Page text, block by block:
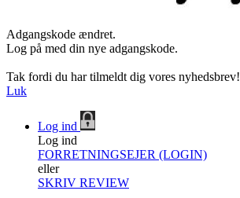
Adgangskode ændret.
Log på med din nye adgangskode.
Tak fordi du har tilmeldt dig vores nyhedsbrev!
Luk
Log ind
Log ind
FORRETNINGSEJER (LOGIN)
eller
SKRIV REVIEW